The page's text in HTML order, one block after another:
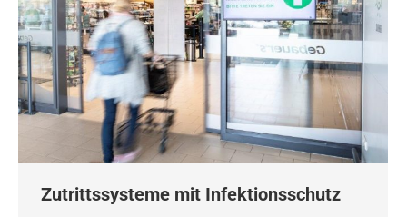
Zutrittssysteme mit Infektionsschutz